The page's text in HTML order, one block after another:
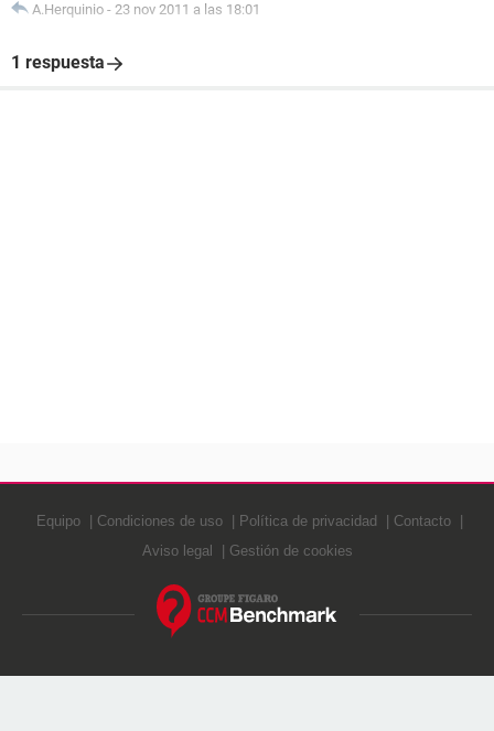
A.Herquinio - 23 nov 2011 a las 18:01
1 respuesta
Equipo Condiciones de uso Política de privacidad
Contacto
Aviso legal
Gestión de cookies